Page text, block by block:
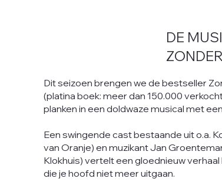
Dit seizoen brengen we de bestseller
(platina boek: meer dan 150.000
planken in een doldwaze musical met
Een swingende cast bestaande uit o.a.
van Oranje) en muzikant Jan
Klokhuis) vertelt een gloednieuw
die je hoofd niet meer uitgaan.
DE